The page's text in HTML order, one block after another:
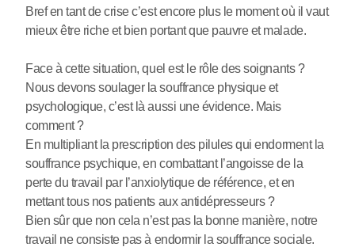
Bref en tant de crise c’est encore plus le moment où il vaut
mieux être riche et bien portant que pauvre et malade.
Face à cette situation, quel est le rôle des soignants ?
Nous devons soulager la souffrance physique et
psychologique, c’est là aussi une évidence. Mais
comment ?
En multipliant la prescription des pilules qui endorment la
souffrance psychique, en combattant l’angoisse de la
perte du travail par l’anxiolytique de référence, et en
mettant tous nos patients aux antidépresseurs ?
Bien sûr que non cela n’est pas la bonne manière, notre
travail ne consiste pas à endormir la souffrance sociale.